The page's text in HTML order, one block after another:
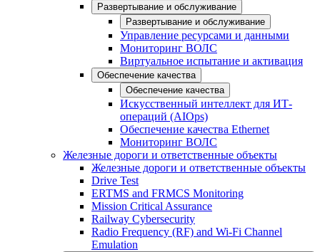
Развертывание и обслуживание
Развертывание и обслуживание
Управление ресурсами и данными
Мониторинг ВОЛС
Виртуальное испытание и активация
Обеспечение качества
Обеспечение качества
Искусственный интеллект для ИТ-
операций (AIOps)
Обеспечение качества Ethernet
Мониторинг ВОЛС
Железные дороги и ответственные объекты
Железные дороги и ответственные объекты
Drive Test
ERTMS and FRMCS Monitoring
Mission Critical Assurance
Railway Cybersecurity
Radio Frequency (RF) and Wi-Fi Channel
Emulation